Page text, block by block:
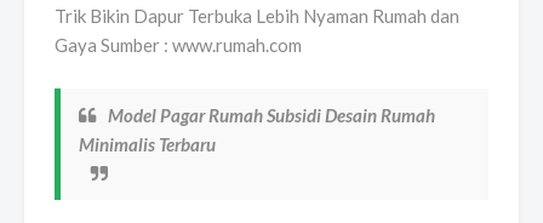
Trik Bikin Dapur Terbuka Lebih Nyaman Rumah dan
Gaya Sumber : www.rumah.com
Model Pagar Rumah Subsidi Desain Rumah
Minimalis Terbaru